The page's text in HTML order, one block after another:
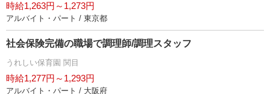
時給1,263円～1,273円
アルバイト・パート / 東京都
社会保険完備の職場で調理師/調理スタッフ
うれしい保育園 関目
時給1,277円～1,293円
アルバイト・パート / 大阪府